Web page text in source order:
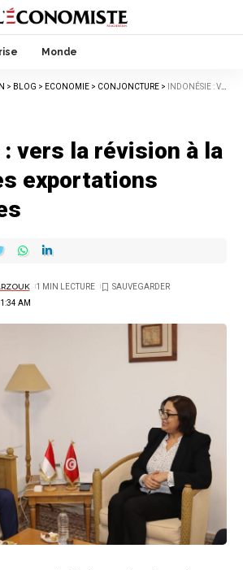
Monde
> BLOG > ECONOMIE > CONJONCTURE > INDONÉSIE : VERS LA RÉVISION À LA HAUSSE DES EXPORTATIONS TUNISIENNES
vers la révision à la
exportations
AM
1 MIN LECTURE